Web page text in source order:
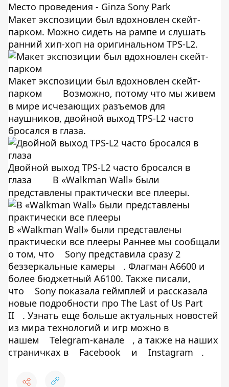
Место проведения - Ginza Sony Park
Макет экспозиции был вдохновлен скейт-
парком. Можно сидеть на рампе и слушать
ранний хип-хоп на оригинальном TPS-L2.
Макет экспозиции был вдохновлен скейт-
парком
Возможно, потому что мы живем
в мире исчезающих разъемов для
наушников, двойной выход TPS-L2 часто
бросался в глаза.
Двойной выход TPS-L2 часто бросался в
глаза
В «Walkman Wall» были
представлены практически все плееры.
В «Walkman Wall» были представлены
практически все плееры Раннее мы сообщали
о том, что
Sony представила сразу 2
беззеркальные камеры
. Флагман A6600 и
более бюджетный A6100. Также писали,
что
Sony показала геймплей и рассказала
новые подробности про The Last of Us Part
II
. Узнать еще больше актуальных новостей
из мира технологий и игр можно в
нашем
Telegram-канале
, а также на наших
страничках в
Facebook и Instagram .